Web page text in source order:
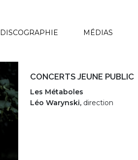
DISCOGRAPHIE MÉDIAS
CONCERTS JEUNE PUBLIC
Les Métaboles
Léo Warynski, direction